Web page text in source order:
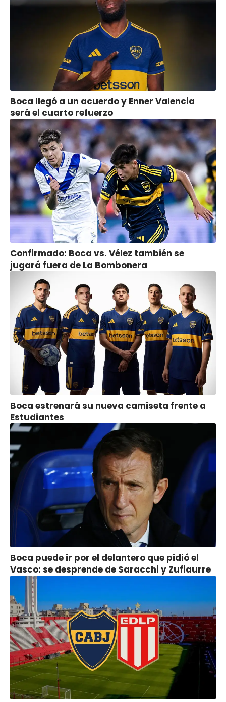
Boca llegó a un acuerdo y Enner Valencia
será el cuarto refuerzo
Confirmado: Boca vs. Vélez también se
jugará fuera de La Bombonera
Boca estrenará su nueva camiseta frente a
Estudiantes
Boca puede ir por el delantero que pidió el
Vasco: se desprende de Saracchi y Zufiaurre